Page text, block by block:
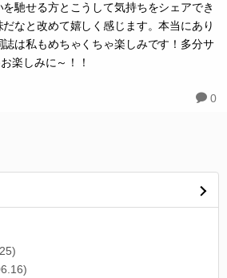
馳せる方とこうして気持ちをシェアでき
なと改めて嬉しく感じます。本当にあり
は私もめちゃくちゃ楽しみです！多分サ
楽しみに～！！
0